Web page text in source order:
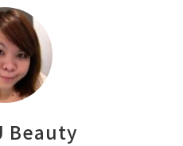
Beauty